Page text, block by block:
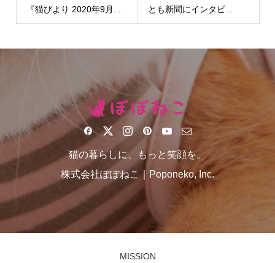
『猫びより 2020年9月...
とも新聞にインタビ...
猫の暮らしに、もっと笑顔を。
株式会社ぽぽねこ｜Poponeko, Inc.
MISSION